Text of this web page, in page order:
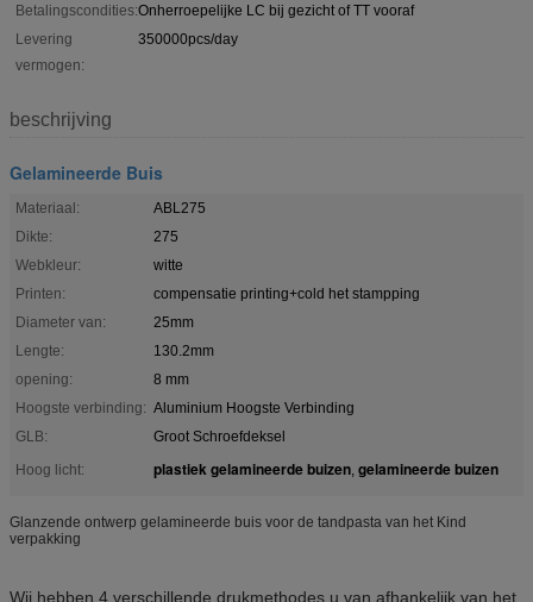
Betalingscondities:Onherroepelijke LC bij gezicht of TT vooraf
Levering
vermogen:
350000pcs/day
beschrijving
Gelamineerde Buis
Materiaal:
ABL275
Dikte:
275
Webkleur:
witte
Printen:
compensatie printing+cold het stampping
Diameter van:
25mm
Lengte:
130.2mm
opening:
8 mm
Hoogste verbinding: Aluminium Hoogste Verbinding
GLB:
Groot Schroefdeksel
Hoog licht:
plastiek gelamineerde buizen, gelamineerde buizen
Glanzende ontwerp gelamineerde buis voor de tandpasta van het Kind
verpakking
Wij hebben 4 verschillende drukmethodes u van afhankelijk van het